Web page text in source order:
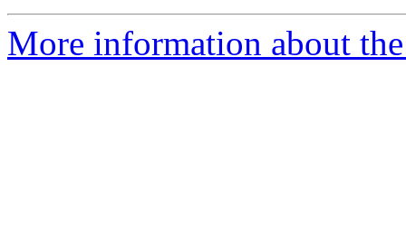
More information about